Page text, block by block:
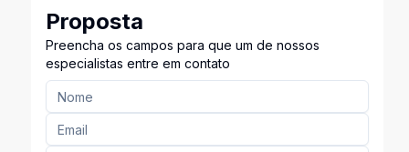
Proposta
Preencha os campos para que um de nossos
especialistas entre em contato